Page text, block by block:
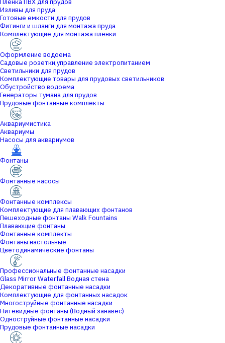
Пленка ПВХ для прудов
Изливы для пруда
Готовые емкости для прудов
Фитинги и шланги для монтажа пруда
Комплектующие для монтажа пленки
Оформление водоема
Садовые розетки,управление электропитанием
Светильники для прудов
Комплектующие товары для прудовых светильников
Обустройство водоема
Генераторы тумана для прудов
Прудовые фонтанные комплекты
Аквариумистика
Аквариумы
Насосы для аквариумов
Фонтаны
Фонтанные насосы
Фонтанные комплексы
Комплектующие для плавающих фонтанов
Пешеходные фонтаны Walk Fountains
Плавающие фонтаны
Фонтанные комплекты
Фонтаны настольные
Цветодинамические фонтаны
Профессиональные фонтанные насадки
Glass Mirror Waterfall Водная стена
Декоративные фонтанные насадки
Комплектующие для фонтанных насадок
Многоструйные фонтанные насадки
Нитевидные фонтаны (Водный занавес)
Одноструйные фонтанные насадки
Прудовые фонтанные насадки